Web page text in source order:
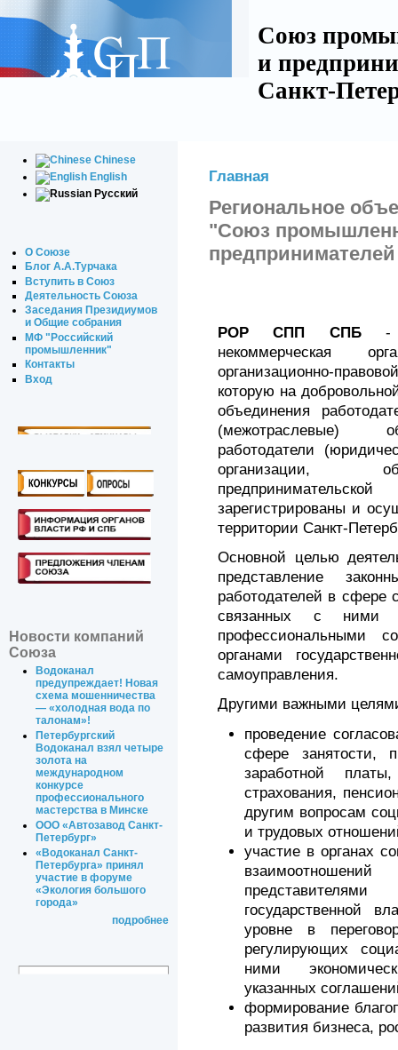
Союз
и
Санкт-
Chinese
English
Русский
О Союзе
Блог А.А.Турчака
Вступить в Союз
Деятельность Союза
Заседания Президиумов
и Общие собрания
МФ "Российский
промышленник"
Контакты
Вход
Новости компаний
Союза
Водоканал
предупреждает! Новая
схема мошенничества
— «холодная вода по
талонам»!
Петербургский
Водоканал взял четыре
золота на
международном
конкурсе
профессионального
мастерства в Минске
ООО «Автозавод Санкт-
Петербург»
«Водоканал Санкт-
Петербурга» принял
участие в форуме
«Экология большого
города»
подробнее
Главная
Региональное
"Союз
POP СПП СПБ-
некоммерческая
организационно-
которую на
объединения
(межотраслевые)
работодатели
организации,
зарегистрированы и
территории Санкт-
Основной целью
представление
работодателей в сфере
связанных с ними
профессиональными
органами
самоуправления.
Другими важными
проведение
сфере занятости,
заработной
страхования,
другим вопросам
и трудовых
участие в органах
государственной
уровне в
регулирующих
ними
указанных
формирование
развития бизнеса,